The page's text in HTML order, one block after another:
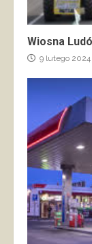
Wiosna
9 lutego 2024